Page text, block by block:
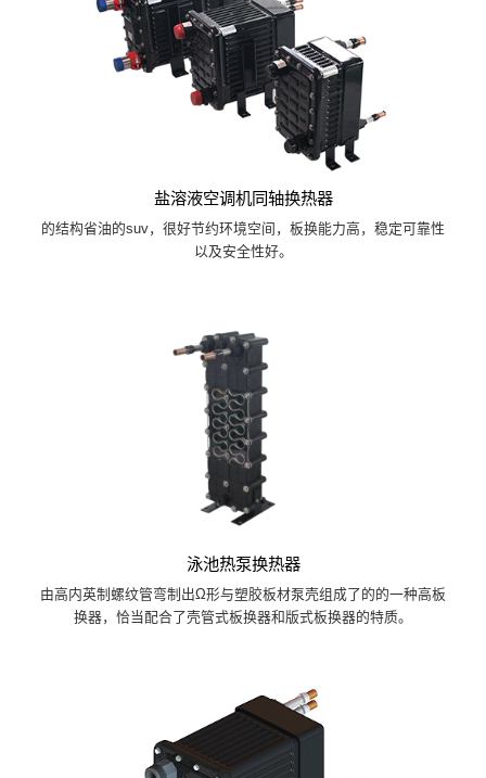
盐溶液空调机同轴换热器
的结构省油的suv，很好节约环境空间，板换能力高，稳定可靠性
以及安全性好。
泳池热泵换热器
由高内英制螺纹管弯制出Ω形与塑胶板材泵壳组成了的的一种高板
换器，恰当配合了壳管式板换器和版式板换器的特质。